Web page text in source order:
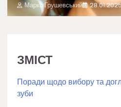
Марко Грушевський
ЗМІСТ
Поради щодо вибору та
зуби